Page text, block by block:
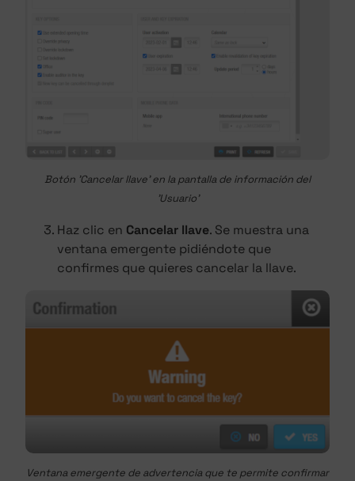
Botón 'Cancelar llave' en la pantalla de información del
'Usuario'
Haz clic en Cancelar llave. Se muestra una
ventana emergente pidiéndote que
confirmes que quieres cancelar la llave.
Ventana emergente de advertencia que te permite confirmar